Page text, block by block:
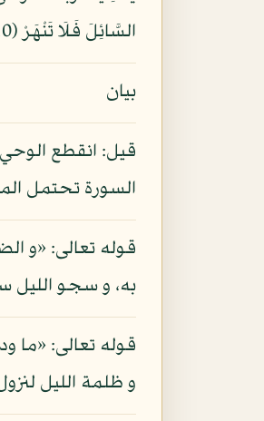
السَّائِلَ فَلَا تَنْهَرْ (10) وَأَمَّا بِنِعْمَةِ رَبِّكَ فَحَدِّثْ (11)
بيان
قيل: انقطع
السورة تحتمل
قوله تعالى: «و
به، و سجو
قوله تعالى: «ما
و ظلمة الليل